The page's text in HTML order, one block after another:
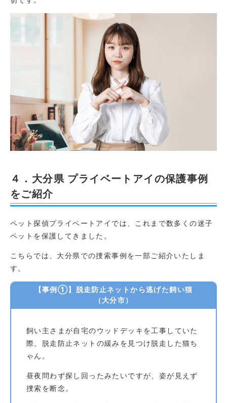
４．大分県 プライベートアイの保護事例
をご紹介
ペット探偵プライベートアイでは、これまで数多くの迷子
ペットを保護してきました。
こちらでは、大分県での捜索事例を一部ご紹介いたしま
す。
【事例①】脱走防止ネットから逃げた飼い猫
（大分市）
飼い主さまが自宅のウッドデッキを工事していた
際、脱走防止ネットの緩みを見つけ脱走した猫ち
ゃん。
昼夜問わず探し回ったみたいですが、姿が見えず
捜索を断念。